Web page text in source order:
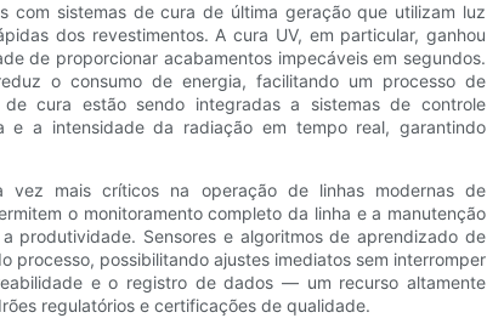
com sistemas de cura de última geração que utilizam luz
dos revestimentos. A cura UV, em particular, ganhou
de proporcionar acabamentos impecáveis ​​em segundos.
o consumo de energia, facilitando um processo de
cura estão sendo integradas a sistemas de controle
a intensidade da radiação em tempo real, garantindo
vez mais críticos na operação de linhas modernas de
o monitoramento completo da linha e a manutenção
produtividade. Sensores e algoritmos de aprendizado de
processo, possibilitando ajustes imediatos sem interromper
e o registro de dados — um recurso altamente
regulatórios e certificações de qualidade.